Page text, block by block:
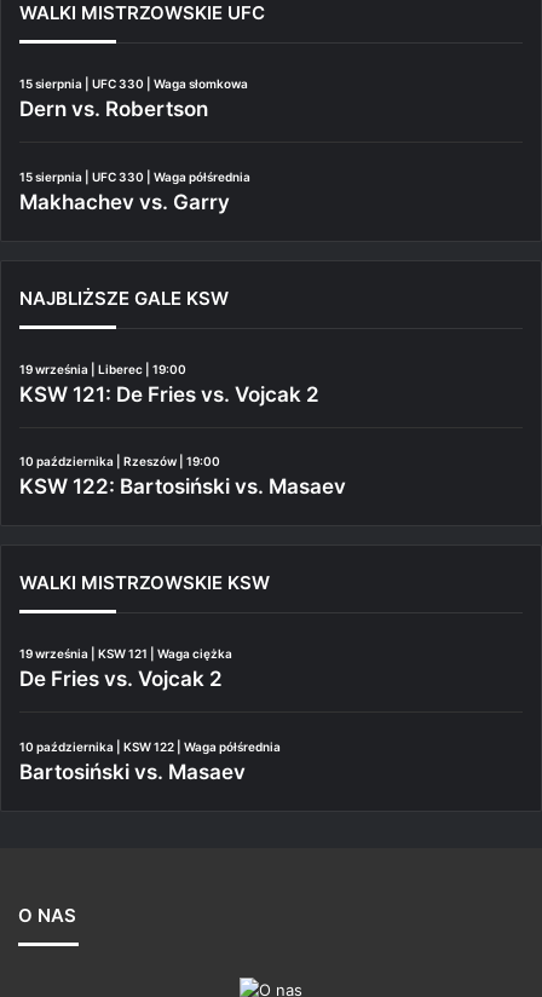
WALKI MISTRZOWSKIE UFC
15 sierpnia | UFC 330 | Waga słomkowa
Dern vs. Robertson
15 sierpnia | UFC 330 | Waga półśrednia
Makhachev vs. Garry
NAJBLIŻSZE GALE KSW
19 września | Liberec | 19:00
KSW 121: De Fries vs. Vojcak 2
10 października | Rzeszów | 19:00
KSW 122: Bartosiński vs. Masaev
WALKI MISTRZOWSKIE KSW
19 września | KSW 121 | Waga ciężka
De Fries vs. Vojcak 2
10 października | KSW 122 | Waga półśrednia
Bartosiński vs. Masaev
O NAS